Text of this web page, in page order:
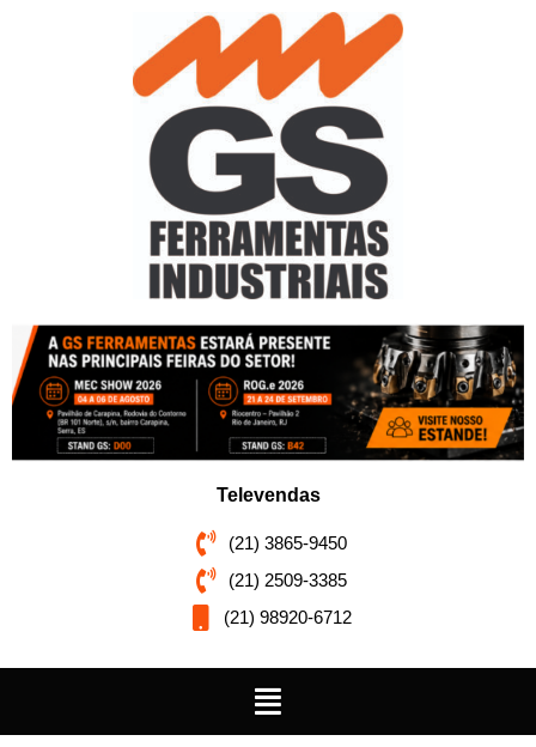
Televendas
(21) 3865-9450
(21) 2509-3385
(21) 98920-6712